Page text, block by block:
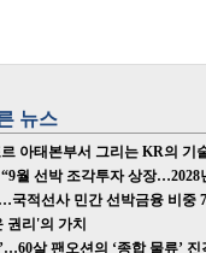
뉴스
아태본부서 그리는 KR의 기
월 선박 조각투자 상장
적선사 민간 선박금융 비중
권리'의 가치
살 팬오션의 ‘종합 물류’ 진